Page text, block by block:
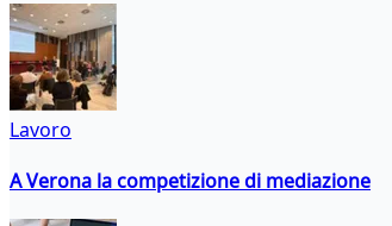
Lavoro
A Verona la competizione di mediazione